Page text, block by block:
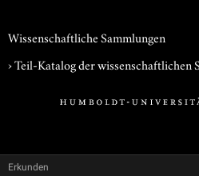
Wissenschaftliche Sammlungen
› Teil-Katalog der wissenschaftlichen
Erkunden